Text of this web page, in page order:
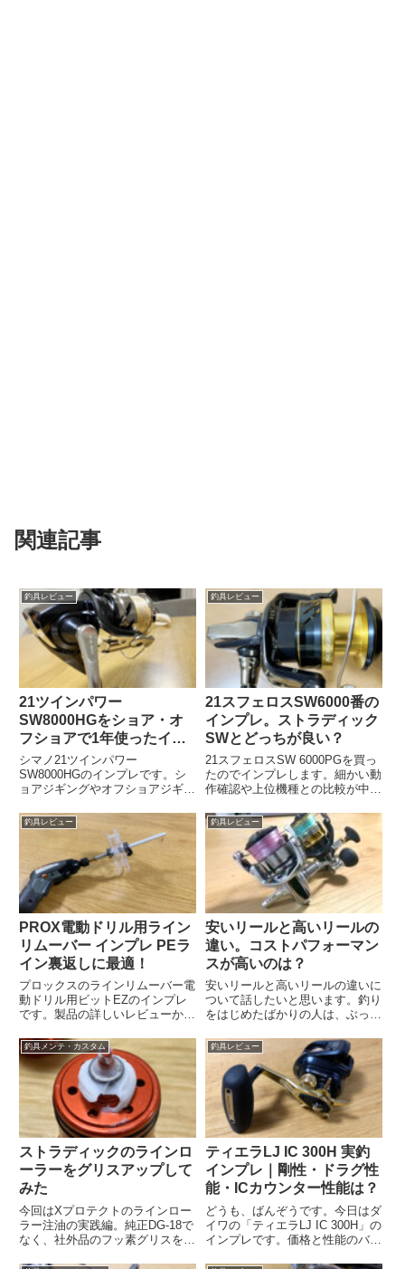
関連記事
釣具レビュー
21ツインパワー
SW8000HGをショア・オ
フショアで1年使ったイン
プレ【レビュー】
シマノ21ツインパワー
SW8000HGのインプレです。シ
ョアジギングやオフショアジギン
ーや巻き感、相性のいいロッドな
どのお話をさせていただきます。
釣具レビュー
21スフェロスSW6000番の
インプレ。ストラディック
SWとどっちが良い？
21スフェロスSW 6000PGを買っ
たのでインプレします。細かい動
作確認や上位機種との比較が中心
っている方◇ストラディックSW
と迷っている方におすすめです
釣具レビュー
PROX電動ドリル用ライン
リムーバー インプレ PEラ
イン裏返しに最適！
プロックスのラインリムーバー電
動ドリル用ビットEZのインプレ
です。製品の詳しいレビューから
バーのことまで網羅しています。
気になっている人はぜひ読んでく
ださい
釣具レビュー
安いリールと高いリールの
違い。コストパフォーマン
スが高いのは？
安いリールと高いリールの違いに
ついて話したいと思います。釣り
をはじめたばかりの人は、ぶっち
すよね。最後まで読んでもらうと
具体的に何が違うかわかるように
なります
釣具メンテ・カスタム
ストラディックのラインロ
ーラーをグリスアップして
みた
今回はXプロテクトのラインロー
ラー注油の実践編。純正DG-18で
なく、社外品のフッ素グリスを使
釣具レビュー
ティエラLJ IC 300H 実釣
インプレ｜剛性・ドラグ性
能・ICカウンター性能は？
どうも、ばんぞうです。今日はダ
イワの「ティエラLJ IC 300H」の
インプレです。価格と性能のバラ